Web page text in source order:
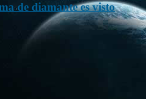
de diamante es visto